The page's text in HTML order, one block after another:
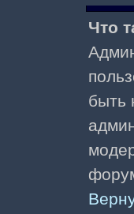
Что
быть